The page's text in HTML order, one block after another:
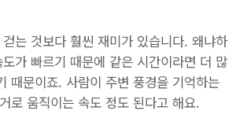
는 것보다 훨씬 재미가 있습니다. 왜냐하
가 빠르기 때문에 같은 시간이라면 더 많
때문이죠. 사람이 주변 풍경을 기억하는
로 움직이는 속도 정도 된다고 해요.